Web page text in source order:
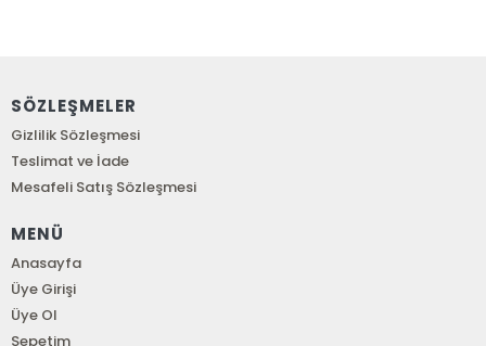
SÖZLEŞMELER
Gizlilik Sözleşmesi
Teslimat ve İade
Mesafeli Satış Sözleşmesi
MENÜ
Anasayfa
Üye Girişi
Üye Ol
Sepetim